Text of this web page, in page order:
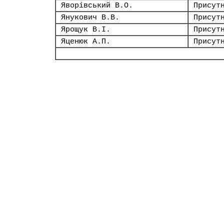
Яворівський В.О.
Янукович В.В.
Ярощук В.І.
Яценюк А.П.